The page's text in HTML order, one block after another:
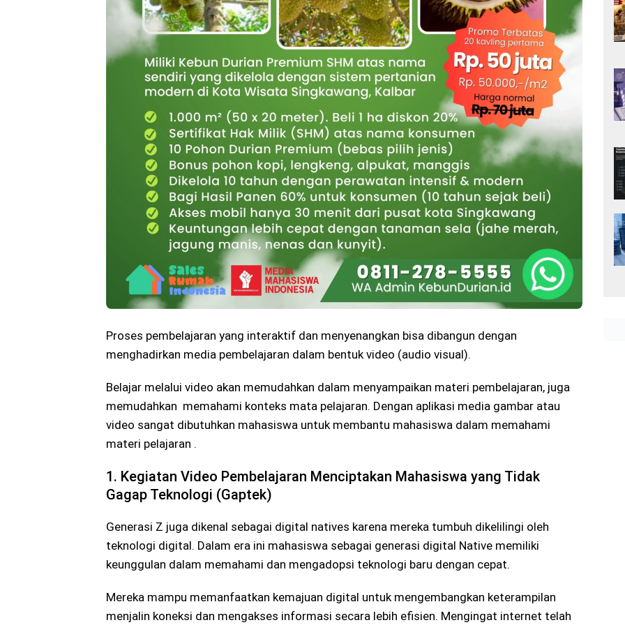
Proses pembelajaran yang interaktif dan menyenangkan bisa dibangun dengan
menghadirkan media pembelajaran dalam bentuk video (audio visual).
Belajar melalui video akan memudahkan dalam menyampaikan materi pembelajaran, juga
memudahkan memahami konteks mata pelajaran. Dengan aplikasi media gambar atau
video sangat dibutuhkan mahasiswa untuk membantu mahasiswa dalam memahami
materi pelajaran .
1. Kegiatan Video Pembelajaran Menciptakan Mahasiswa yang Tidak
Gagap Teknologi (Gaptek)
Generasi Z juga dikenal sebagai digital natives karena mereka tumbuh dikelilingi oleh
teknologi digital. Dalam era ini mahasiswa sebagai generasi digital Native memiliki
keunggulan dalam memahami dan mengadopsi teknologi baru dengan cepat.
Mereka mampu memanfaatkan kemajuan digital untuk mengembangkan keterampilan
menjalin koneksi dan mengakses informasi secara lebih efisien. Mengingat internet telah